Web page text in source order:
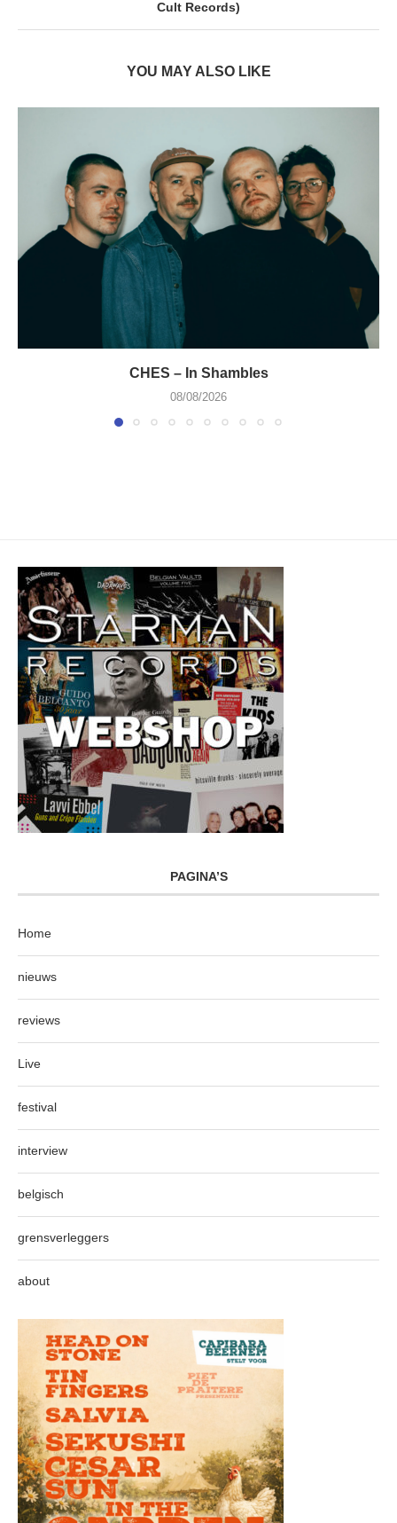
Cult Records)
YOU MAY ALSO LIKE
CHES – In Shambles
08/08/2026
PAGINA’S
Home
nieuws
reviews
Live
festival
interview
belgisch
grensverleggers
about